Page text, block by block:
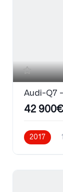
Audi-Q7
42
2017